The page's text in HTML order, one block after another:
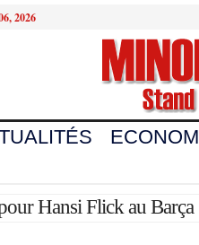
2026
Hansi Flick au Barça